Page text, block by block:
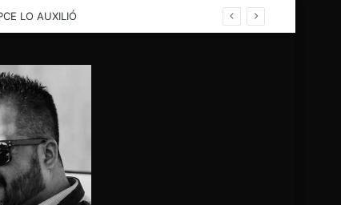
evalua problema para buscar solución